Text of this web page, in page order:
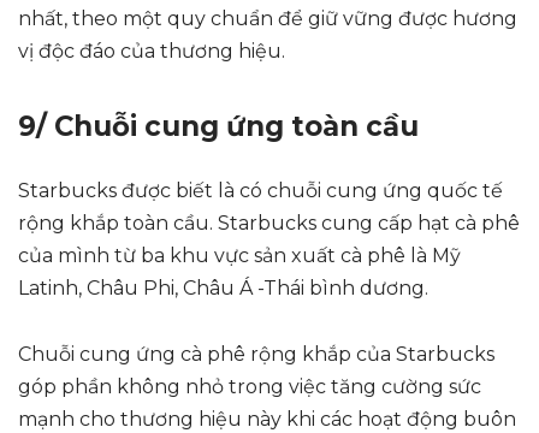
nhất, theo một quy chuẩn để giữ vững được hương
vị độc đáo của thương hiệu.
9/ Chuỗi cung ứng toàn cầu
Starbucks được biết là có chuỗi cung ứng quốc tế
rộng khắp toàn cầu. Starbucks cung cấp hạt cà phê
của mình từ ba khu vực sản xuất cà phê là Mỹ
Latinh, Châu Phi, Châu Á -Thái bình dương.
Chuỗi cung ứng cà phê rộng khắp của Starbucks
góp phần không nhỏ trong việc tăng cường sức
mạnh cho thương hiệu này khi các hoạt động buôn